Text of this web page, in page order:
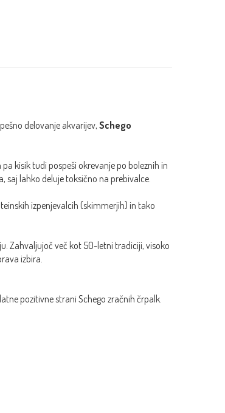
delovanje akvarijev, Schego
kisik tudi pospeši okrevanje po boleznih in
saj lahko deluje toksično na prebivalce.
izpenjevalcih (skimmerjih) in tako
Zahvaljujoč več kot 50-letni tradiciji, visoko
izbira.
pozitivne strani Schego zračnih črpalk.